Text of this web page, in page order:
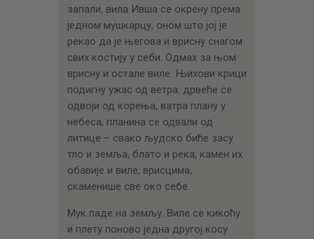
запали, вила Ивша се окрену према
једном мушкарцу, оном што јој је
рекао да је његова и врисну снагом
свих костију у себи. Одмах за њом
врисну и остале виле. Њихови крици
подигну ужас од ветра: дрвеће се
одвоји од корења, ватра плану у
небеса, планина се одвали од
литице – свако људско биће засу
тло и земља, блато и река, камен их
обавије и виле, врисцима,
скаменише све око себе.
Мук паде на земљу. Виле се кикоћу
и плету поново једна другој косу.